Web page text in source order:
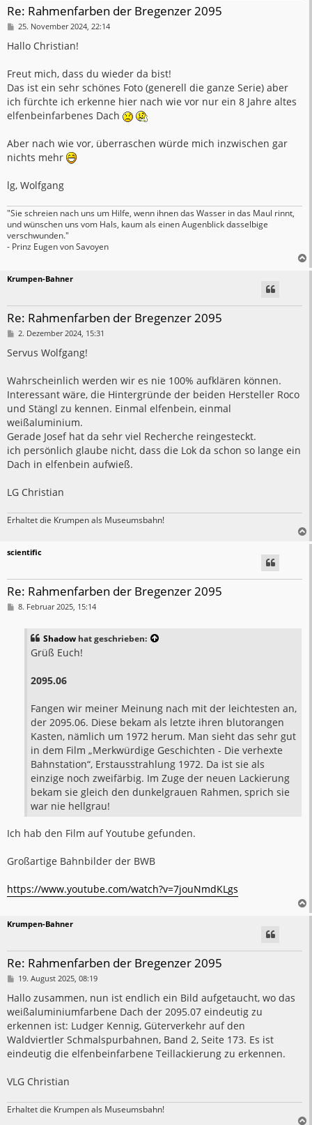
Re: Rahmenfarben der Bregenzer 2095
B
i
t
a
g
25. November 2024, 22:14
Hallo Christian!
Freut mich, dass du wieder da bist!
Das ist ein sehr schönes Foto (generell die ganze Serie) aber
ich fürchte ich erkenne hier nach wie vor nur ein 8 Jahre altes
elfenbeinfarbenes Dach
Aber nach wie vor, überraschen würde mich inzwischen gar
nichts mehr
lg, Wolfgang
"Sie schreien nach uns um Hilfe, wenn ihnen das Wasser in das Maul rinnt,
und wünschen uns vom Hals, kaum als einen Augenblick dasselbige
verschwunden."
- Prinz Eugen von Savoyen
Krumpen-Bahner
Re: Rahmenfarben der Bregenzer 2095
B
i
t
a
g
2. Dezember 2024, 15:31
Servus Wolfgang!
Wahrscheinlich werden wir es nie 100% aufklären können.
Interessant wäre, die Hintergründe der beiden Hersteller Roco
und Stängl zu kennen. Einmal elfenbein, einmal
weißaluminium.
Gerade Josef hat da sehr viel Recherche reingesteckt.
ich persönlich glaube nicht, dass die Lok da schon so lange ein
Dach in elfenbein aufwieß.
LG Christian
Erhaltet die Krumpen als Museumsbahn!
scientific
Re: Rahmenfarben der Bregenzer 2095
B8. Februar 2025, 15:14
Shadow hat geschrieben:
Grüß Euch!
2095.06
Fangen wir meiner Meinung nach mit der leichtesten an,
der 2095.06. Diese bekam als letzte ihren blutorangen
Kasten, nämlich um 1972 herum. Man sieht das sehr gut
in dem Film „Merkwürdige Geschichten - Die verhexte
Bahnstation“, Erstausstrahlung 1972. Da ist sie als
einzige noch zweifärbig. Im Zuge der neuen Lackierung
bekam sie gleich den dunkelgrauen Rahmen, sprich sie
war nie hellgrau!
Ich hab den Film auf Youtube gefunden.
Großartige Bahnbilder der BWB
https://www.youtube.com/watch?v=7jouNmdKLgs
Krumpen-Bahner
Re: Rahmenfarben der Bregenzer 2095
B
i
t
r
a
g
19. August 2025, 08:19
Hallo zusammen, nun ist endlich ein Bild aufgetaucht, wo das
weißaluminiumfarbene Dach der 2095.07 eindeutig zu
erkennen ist: Ludger Kennig, Güterverkehr auf den
Waldviertler Schmalspurbahnen, Band 2, Seite 173. Es ist
eindeutig die elfenbeinfarbene Teillackierung zu erkennen.
VLG Christian
Erhaltet die Krumpen als Museumsbahn!